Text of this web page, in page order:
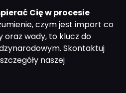
Cię w procesie
czym jest import co
oraz wady, to klucz do
Skontaktuj
naszej